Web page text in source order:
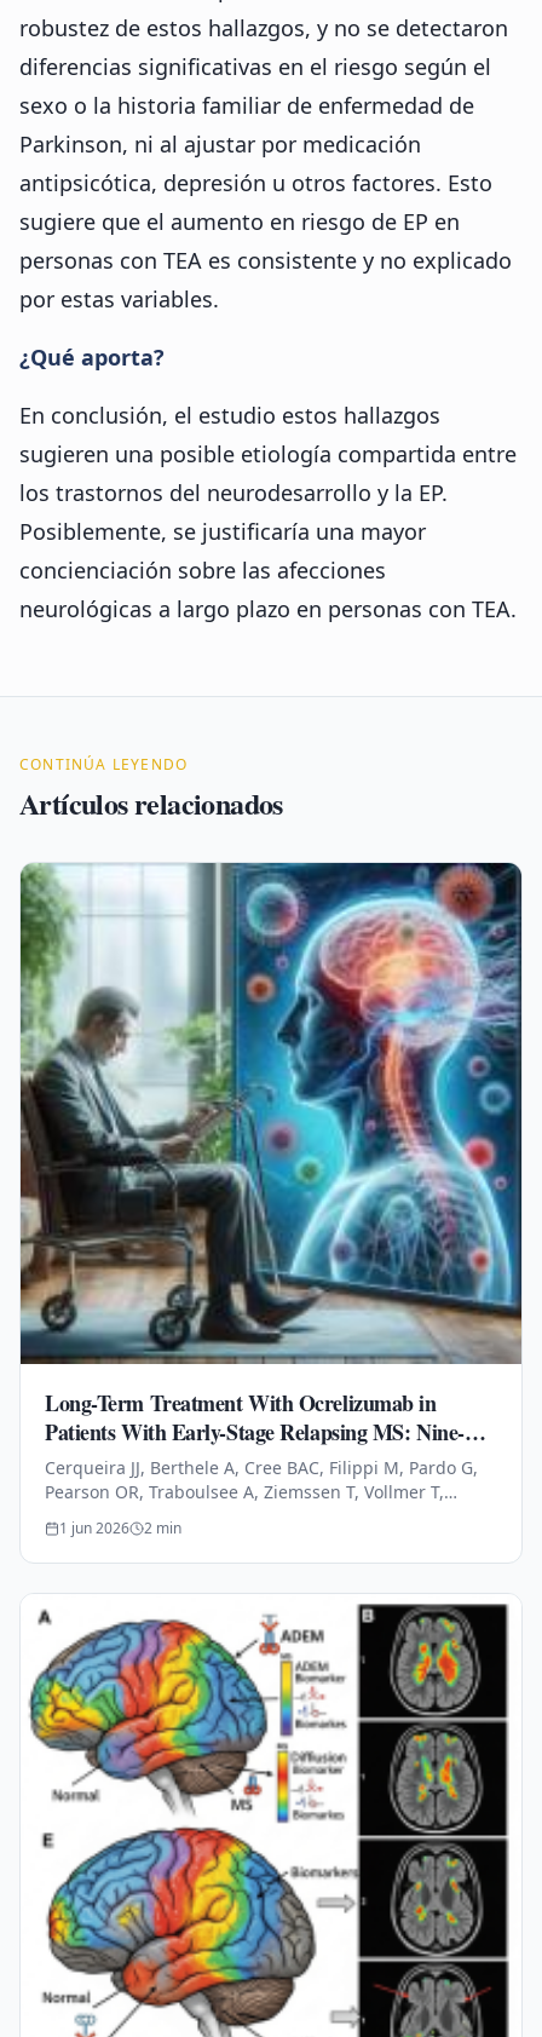
robustez de estos hallazgos, y no se detectaron
diferencias significativas en el riesgo según el
sexo o la historia familiar de enfermedad de
Parkinson, ni al ajustar por medicación
antipsicótica, depresión u otros factores. Esto
sugiere que el aumento en riesgo de EP en
personas con TEA es consistente y no explicado
por estas variables.
¿Qué aporta?
En conclusión, el estudio estos hallazgos
sugieren una posible etiología compartida entre
los trastornos del neurodesarrollo y la EP.
Posiblemente, se justificaría una mayor
concienciación sobre las afecciones
neurológicas a largo plazo en personas con TEA.
CONTINÚA LEYENDO
Artículos relacionados
Long-Term Treatment With Ocrelizumab in
Patients With Early-Stage Relapsing MS: Nine-
Year Data From the OPERA Studies Open-Label
Extension
Cerqueira JJ, Berthele A, Cree BAC, Filippi M, Pardo G,
Pearson OR, Traboulsee A, Ziemssen T, Vollmer T,
Bernasconi C, Mandel CR, Kulyk I, Chognot C, Raposo C,
Schneble HM, Thanei…
1 jun 2026 2 min